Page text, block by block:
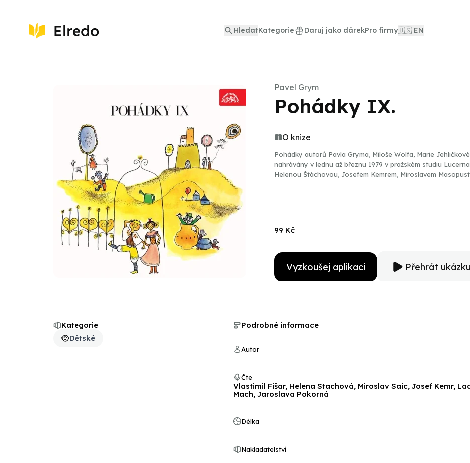
HledatKategorie Daruj jako dárekPro firmy🇺🇸 EN
Pavel Grym
Pohádky IX.
O knize
Pohádky autorů Pavla Gryma, Miloše Wolfa, Marie
nahrávány v lednu až březnu 1979 v pražském studiu
Helenou Štáchovou, Josefem Kemrem, Miroslavem
99 Kč
Vyzkoušej aplikaci Přehrát ukázku
Kategorie
Dětské
Podrobné informace
Autor
Čte
Vlastimil Fišar, Helena Stachová, Miroslav Saic, Josef Kemr,
Mach, Jaroslava Pokorná
Délka
Nakladatelství